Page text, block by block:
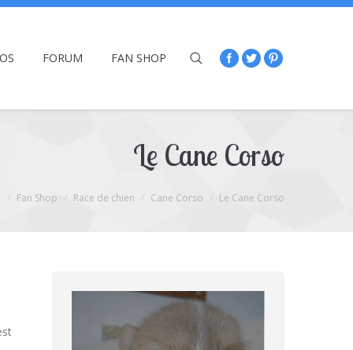
FORUM FAN SHOP
Le Cane Corso
Fan Shop Race de chien Cane Corso Le Cane Corso